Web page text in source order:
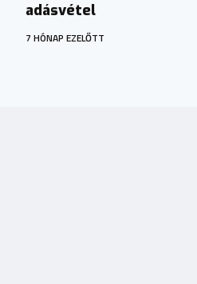
adásvétel
7 HÓNAP EZELŐTT